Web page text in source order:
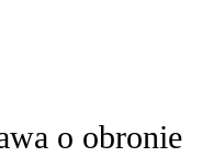
o obronie